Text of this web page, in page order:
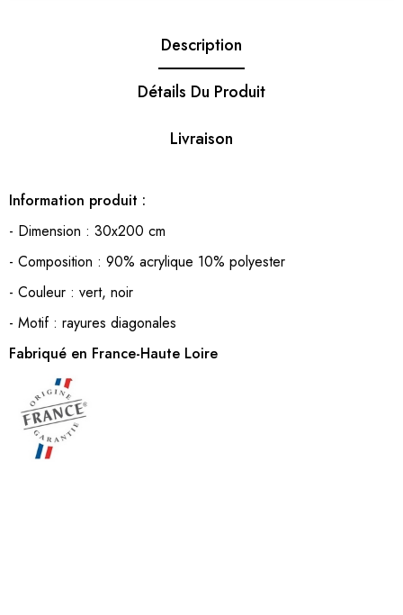
Description
Détails Du Produit
Livraison
Information produit :
- Dimension : 30x200 cm
- Composition : 90% acrylique 10% polyester
- Couleur : vert, noir
- Motif : rayures diagonales
Fabriqué en France-Haute Loire